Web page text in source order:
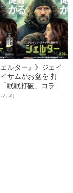
ェルター』》ジェイ
サムがお盆を“打
眠眠打破」コラ
ズ）